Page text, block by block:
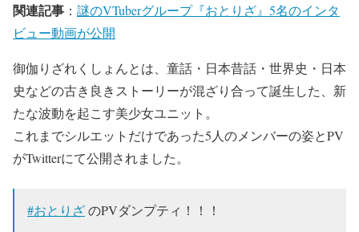
関連記事 ： 謎のVTuberグループ『おとりざ』5名のインタ
ビュー動画が公開
御伽りざれくしょんとは、童話・日本昔話・世界史・日本
史などの古き良きストーリーが混ざり合って誕生した、新
たな波動を起こす美少女ユニット。
これまでシルエットだけであった5人のメンバーの姿とPV
がTwitterにて公開されました。
#おとりざのPVダンプティ！！！